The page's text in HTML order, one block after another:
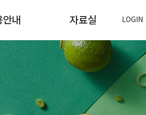
LOGIN
안내
청
자료실
사진자료실
문서자료실